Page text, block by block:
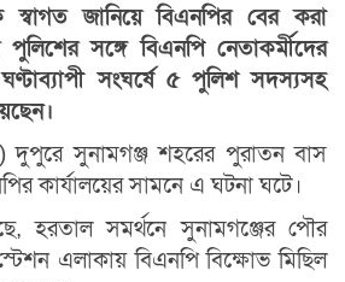
স্বাগত জানিয়ে বিএনপির বের করা
সঙ্গে বিএনপি নেতাকর্মীদের
ঘণ্টাব্যাপী সংঘর্ষে ৫ পুলিশ সদস্যসহ
দুপুরে সুনামগঞ্জ শহরের পুরাতন বাস
কার্যালয়ের সামনে এ ঘটনা ঘটে।
হরতাল সমর্থনে সুনামগঞ্জের পৌর
এলাকায় বিএনপি বিক্ষোভ মিছিল